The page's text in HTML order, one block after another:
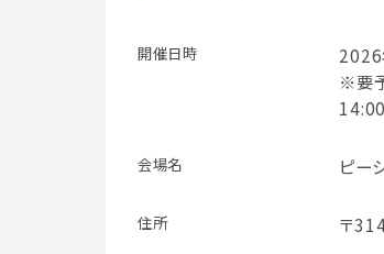
開催日時
2026
※要
会場名 ピー
住所 〒